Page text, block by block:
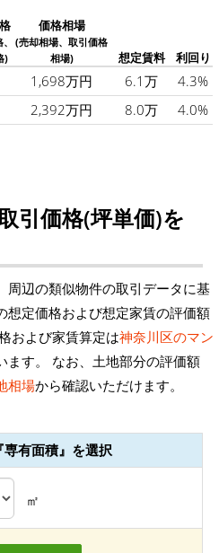
)
価格相場
(売却相場、取引価格
相場)
想定賃料 利回り
1,698万円 6.1万
4.3%
2,392万円 8.0万 4.0%
引価格(坪単価)を
周辺の類似物件の取引データに基
想定価格および想定家賃の評価額
および家賃算定は神奈川区のマン
ます。 なお、土地部分の評価額
相場から確認いただけます。
有面積』を選択
㎡